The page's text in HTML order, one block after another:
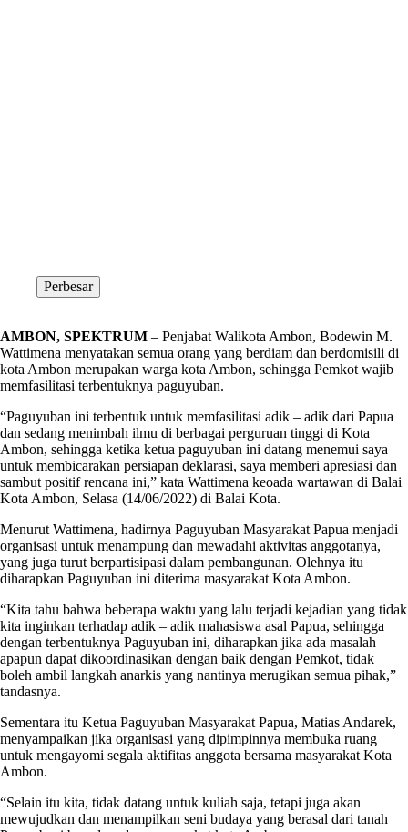
Perbesar
AMBON, SPEKTRUM – Penjabat Walikota Ambon, Bodewin M.
Wattimena menyatakan semua orang yang berdiam dan berdomisili di
kota Ambon merupakan warga kota Ambon, sehingga Pemkot wajib
memfasilitasi terbentuknya paguyuban.
“Paguyuban ini terbentuk untuk memfasilitasi adik – adik dari Papua
dan sedang menimbah ilmu di berbagai perguruan tinggi di Kota
Ambon, sehingga ketika ketua paguyuban ini datang menemui saya
untuk membicarakan persiapan deklarasi, saya memberi apresiasi dan
sambut positif rencana ini,” kata Wattimena keoada wartawan di Balai
Kota Ambon, Selasa (14/06/2022) di Balai Kota.
Menurut Wattimena, hadirnya Paguyuban Masyarakat Papua menjadi
organisasi untuk menampung dan mewadahi aktivitas anggotanya,
yang juga turut berpartisipasi dalam pembangunan. Olehnya itu
diharapkan Paguyuban ini diterima masyarakat Kota Ambon.
“Kita tahu bahwa beberapa waktu yang lalu terjadi kejadian yang tidak
kita inginkan terhadap adik – adik mahasiswa asal Papua, sehingga
dengan terbentuknya Paguyuban ini, diharapkan jika ada masalah
apapun dapat dikoordinasikan dengan baik dengan Pemkot, tidak
boleh ambil langkah anarkis yang nantinya merugikan semua pihak,”
tandasnya.
Sementara itu Ketua Paguyuban Masyarakat Papua, Matias Andarek,
menyampaikan jika organisasi yang dipimpinnya membuka ruang
untuk mengayomi segala aktifitas anggota bersama masyarakat Kota
Ambon.
“Selain itu kita, tidak datang untuk kuliah saja, tetapi juga akan
mewujudkan dan menampilkan seni budaya yang berasal dari tanah